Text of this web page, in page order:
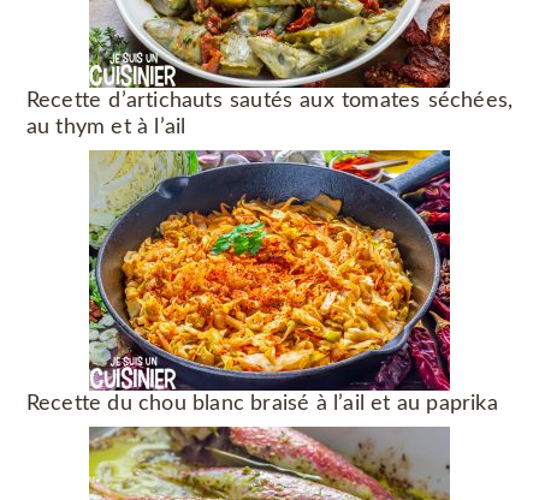
Recette d’artichauts sautés aux tomates séchées,
au thym et à l’ail
Recette du chou blanc braisé à l’ail et au paprika